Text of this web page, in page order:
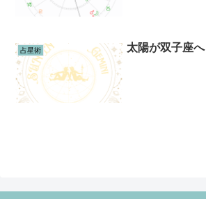
占星術 太陽が双子座へ